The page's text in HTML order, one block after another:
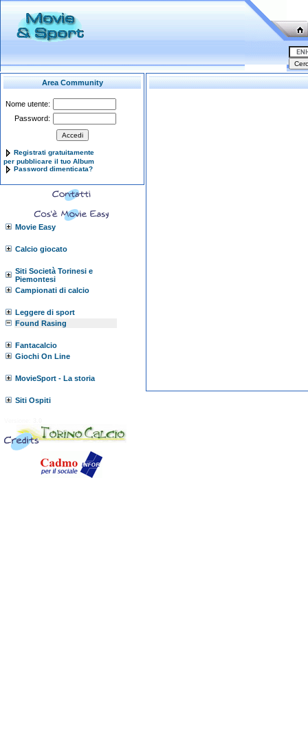
Area Community
Nome utente:
Password:
Registrati gratuitamente
per pubblicare il tuo Album
Password dimenticata?
Movie Easy
Calcio giocato
Siti Società Torinesi e
Piemontesi
Campionati di calcio
Leggere di sport
Found Rasing
Fantacalcio
Giochi On Line
MovieSport - La storia
Siti Ospiti